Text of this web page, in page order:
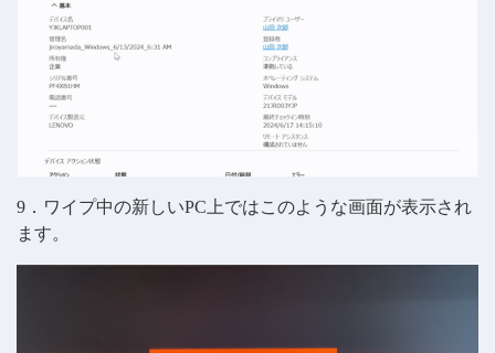
9．ワイプ中の新しいPC上ではこのような画面が表示され
ます。